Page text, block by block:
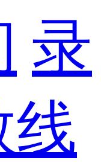
录
线